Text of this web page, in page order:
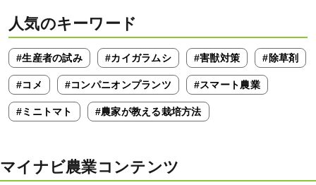
人気のキーワード
#生産者の試み #カイガラムシ #害獣対策 #除草剤
#コメ #コンパニオンプランツ #スマート農業
#ミニトマト #農家が教える栽培方法
マイナビ農業コンテンツ